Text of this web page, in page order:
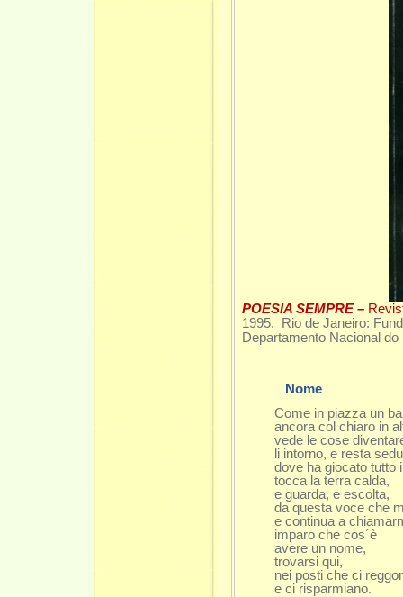
POESIA SEMPRE –
1995. Rio de Janeiro:
Departamento Nacional
Nome
Come in piazza un
ancora col chiaro in
vede le cose
li intorno, e resta
dove ha giocato tutto il
tocca la terra calda,
e guarda, e escolta,
da questa voce che
e continua a
imparo che cos´è
avere un nome,
trovarsi qui,
nei posti che ci
e ci risparmiano.